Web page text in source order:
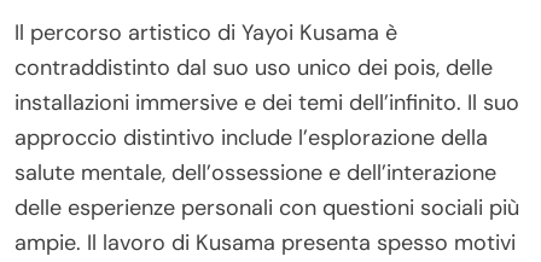
Il percorso artistico di Yayoi Kusama è
contraddistinto dal suo uso unico dei pois, delle
installazioni immersive e dei temi dell’infinito. Il suo
approccio distintivo include l’esplorazione della
salute mentale, dell’ossessione e dell’interazione
delle esperienze personali con questioni sociali più
ampie. Il lavoro di Kusama presenta spesso motivi